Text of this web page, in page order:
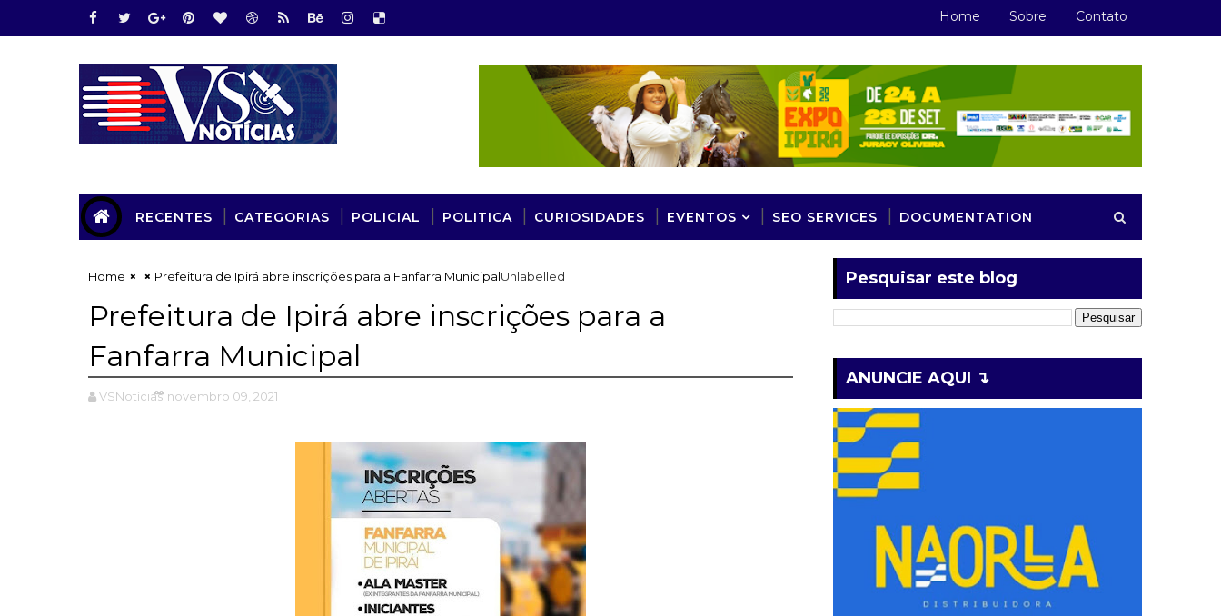
Home Sobre Contato
RECENTES CATEGORIAS POLICIAL POLITICA CURIOSIDADES EVENTOS SEO SERVICES DOCUMENTATION
Home Unlabelled
Prefeitura de Ipirá abre inscrições para a Fanfarra Municipal
Prefeitura de Ipirá abre inscrições para a
Fanfarra Municipal
VSNotícias novembro 09, 2021
Pesquisar este blog
ANUNCIE AQUI ↴